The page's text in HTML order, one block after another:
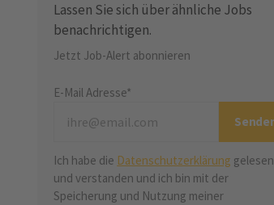
Lassen Sie sich über ähnliche Jobs
benachrichtigen.
Jetzt Job-Alert abonnieren
E-Mail Adresse*
Ich habe die Datenschutzerklärung gelesen
und verstanden und ich bin mit der
Speicherung und Nutzung meiner